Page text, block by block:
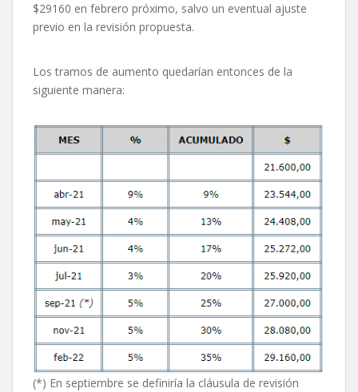
$29160 en febrero próximo, salvo un eventual ajuste
previo en la revisión propuesta.
Los tramos de aumento quedarían entonces de la
siguiente manera:
(*) En septiembre se definiría la cláusula de revisión